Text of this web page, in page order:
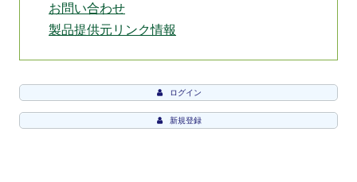
お問い合わせ
製品提供元リンク情報
ログイン
新規登録